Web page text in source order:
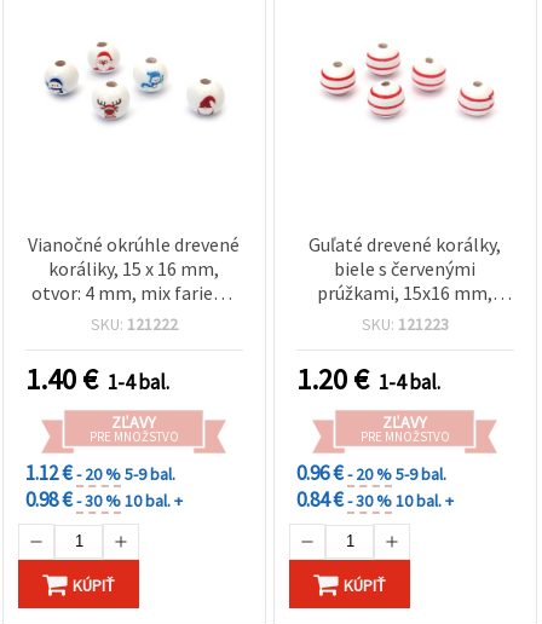
Vianočné okrúhle drevené
koráliky, 15 x 16 mm,
otvor: 4 mm, mix farieb –
sada 10 ks
SKU: 121222
1.40€ 1-4 bal.
ZĽAVY
PRE MNOŽSTVO
1.12 €- 20 %5-9 bal.
0.98 €- 30 %10 bal. +
KÚPIŤ
Guľaté drevené korálky,
biele s červenými
prúžkami, 15x16 mm,
otvor 4 mm – 10 ks
SKU: 121223
1.20€ 1-4 bal.
ZĽAVY
PRE MNOŽSTVO
0.96 €- 20 %5-9 bal.
0.84 €- 30 %10 bal. +
KÚPIŤ